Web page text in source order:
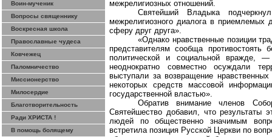
Воин-мученик
Вопросы священнику
Воскресная школа
Православные чудеса
Ковчежец
Паломничество
Миссионерство
Милосердие
Благотворительность
Ради ХРИСТА !
В помощь болящему
межрелигиозных отношений.
Святейший Владыка
межрелигиозного диалога в
сферу друг друга».
«Однако нравственные позиции
представителям сообща противостоять
политической и социальной вражде,
неоднократно совместно осуждали
выступали за возвращение
некоторых средств массовой
государственной властью».
Обратив внимание членов
Святейшество добавил, что результаты
людей по общественно значимым
встретила позиция Русской Церкви по